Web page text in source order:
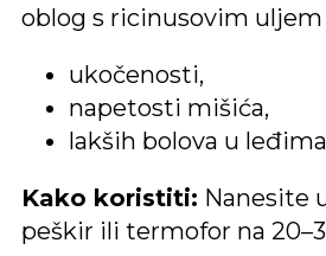
oblog s ricinusovim uljem
ukočenosti,
napetosti mišića,
lakših bolova u
Kako koristiti: Nanesite
peškir ili termofor na